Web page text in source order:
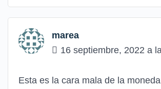
marea
16 septiembre, 2022 a
Esta es la cara mala de la